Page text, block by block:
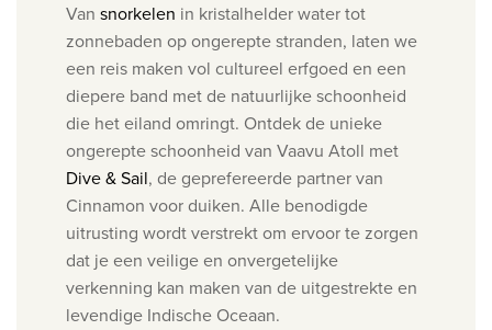
Van snorkelen in kristalhelder water tot
zonnebaden op ongerepte stranden, laten we
een reis maken vol cultureel erfgoed en een
diepere band met de natuurlijke schoonheid
die het eiland omringt. Ontdek de unieke
ongerepte schoonheid van Vaavu Atoll met
Dive & Sail, de geprefereerde partner van
Cinnamon voor duiken. Alle benodigde
uitrusting wordt verstrekt om ervoor te zorgen
dat je een veilige en onvergetelijke
verkenning kan maken van de uitgestrekte en
levendige Indische Oceaan.